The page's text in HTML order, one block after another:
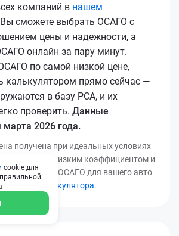
компаний в нашем
сможете выбрать ОСАГО с
цены и надежности, а
онлайн за пару минут.
по самой низкой цене,
калькулятором прямо сейчас —
в базу РСА, и их
проверить. Данные
2026 года.
получена при идеальных условиях
регион с низким коэффициентом и
стоимость ОСАГО для вашего авто
нашего калькулятора.
cookie для